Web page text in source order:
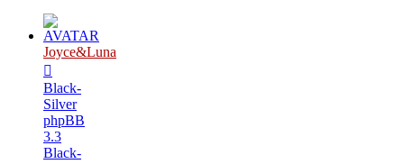
Joyce&Luna
Black-
Silver
phpBB
3.3
Black-